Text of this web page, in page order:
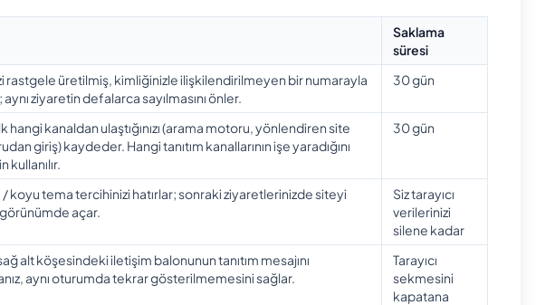
Saklama
süresi
rastgele üretilmiş, kimliğinizle ilişkilendirilmeyen bir numarayla
ziyaretin defalarca sayılmasını önler.
30 gün
hangi kanaldan ulaştığınızı (arama motoru, yönlendiren site
giriş) kaydeder. Hangi tanıtım kanallarının işe yaradığını
kullanılır.
30 gün
/ koyu tema tercihinizi hatırlar; sonraki ziyaretlerinizde siteyi
açar.
Siz tarayıcı
verilerinizi
silene kadar
alt köşesindeki iletişim balonunun tanıtım mesajını
aynı oturumda tekrar gösterilmemesini sağlar.
Tarayıcı
sekmesini
kapatana